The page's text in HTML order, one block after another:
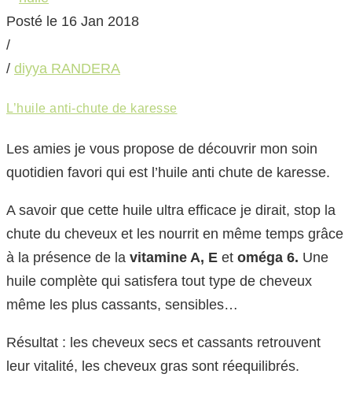
Posté le 16 Jan 2018
/
/ diyya RANDERA
L’huile anti-chute de karesse
Les amies je vous propose de découvrir mon soin
quotidien favori qui est l’huile anti chute de karesse.
A savoir que cette huile ultra efficace je dirait, stop la
chute du cheveux et les nourrit en même temps grâce
à la présence de la vitamine A, E et oméga 6. Une
huile complète qui satisfera tout type de cheveux
même les plus cassants, sensibles…
Résultat : les cheveux secs et cassants retrouvent
leur vitalité, les cheveux gras sont réequilibrés.